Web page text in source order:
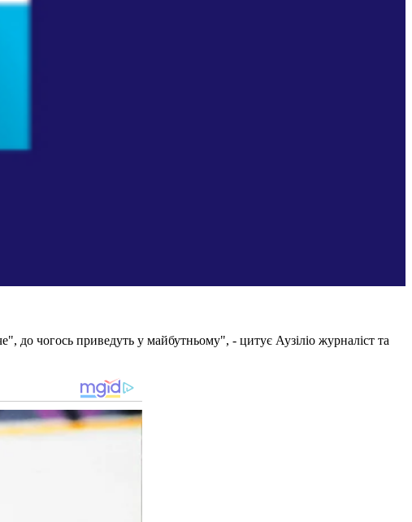
до чогось приведуть у майбутньому", - цитує Аузіліо журналіст та